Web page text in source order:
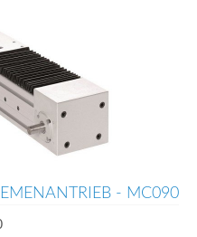
- MC090